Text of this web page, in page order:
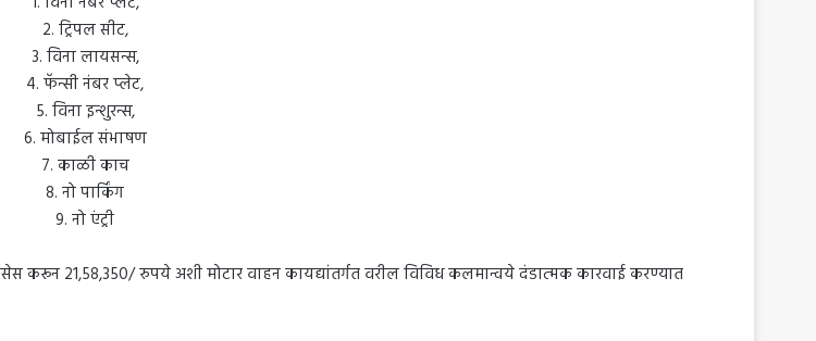
2. ट्रिपल सीट,
3. विना लायसन्स,
4. फॅन्सी नंबर प्लेट,
5. विना इन्शुरन्स,
6. मोबाईल संभाषण
7. काळी काच
8. नो पार्किंग
9. नो एंट्री
21,58,350/ रुपये अशी मोटार वाहन कायद्यांतर्गत वरील विविध कलमान्वये दंडात्मक कारवाई करण्यात